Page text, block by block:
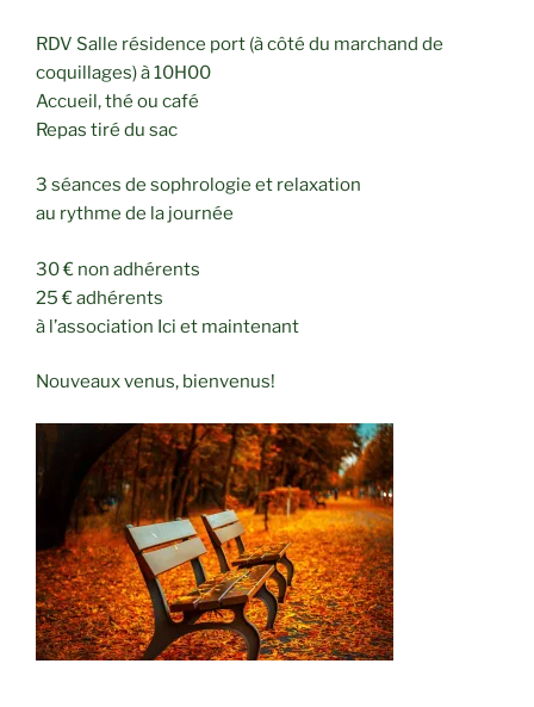
RDV Salle résidence port (à côté du marchand de
coquillages) à 10H00
Accueil, thé ou café
Repas tiré du sac
3 séances de sophrologie et relaxation
au rythme de la journée
30 € non adhérents
25 € adhérents
à l’association Ici et maintenant
Nouveaux venus, bienvenus!